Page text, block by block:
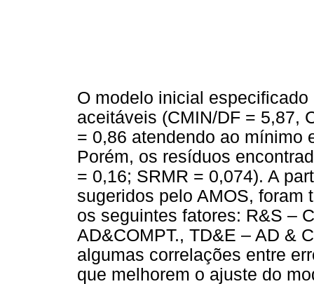
O modelo inicial
aceitáveis (CMIN/DF = 5,87,
= 0,86 atendendo ao mínimo
Porém, os resíduos
= 0,16; SRMR = 0,074). A
sugeridos pelo AMOS, foram
os seguintes fatores: R&S –
AD&COMPT., TD&E – AD &
algumas correlações entre
que melhorem o ajuste do